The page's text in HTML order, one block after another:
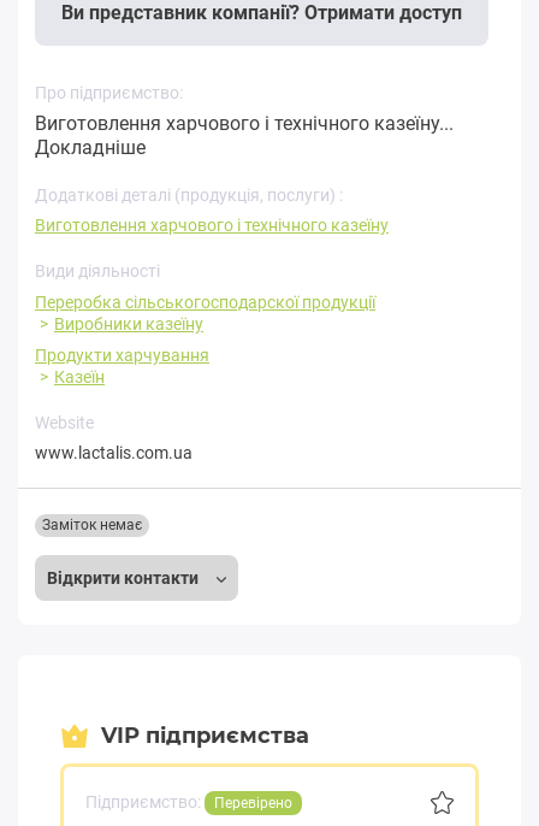
Ви представник компанії? Отримати доступ
Про підприємство:
Виготовлення харчового і технічного казеїну...
Докладніше
Додаткові деталі (продукція, послуги) :
Виготовлення харчового і технічного казеїну
Види діяльності
Переробка cільськогосподарскої продукції
Виробники казеїну
Продукти харчування
Казеїн
Website
www.lactalis.com.ua
Відкрити контакти
Заміток немає
VIP підприємства
Підприємство: Перевірено